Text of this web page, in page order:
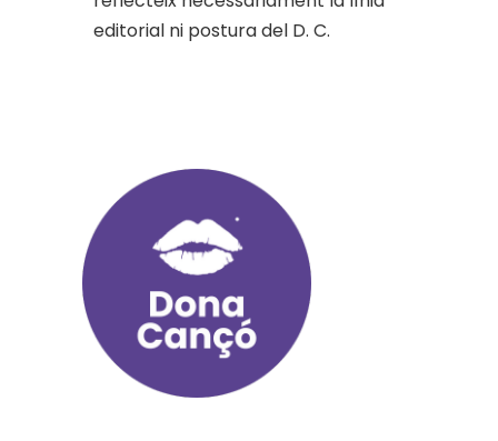
editorial ni postura del D. C.